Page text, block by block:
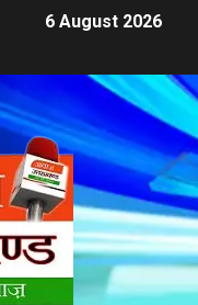
6 August 2026